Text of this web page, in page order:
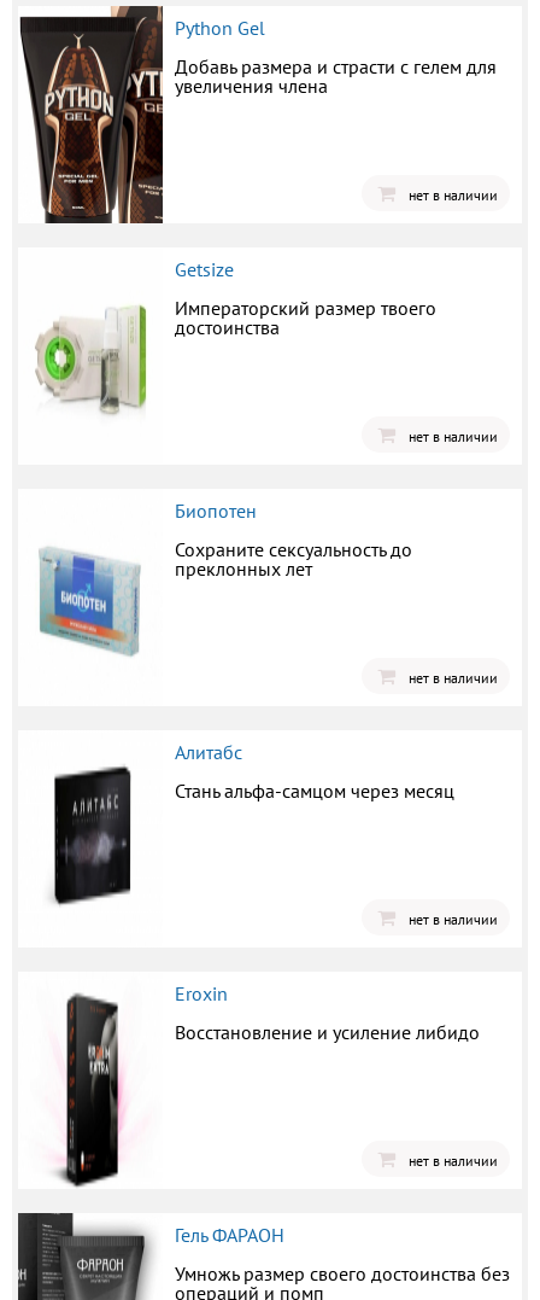
Python Gel
Добавь размера и страсти с гелем для
увеличения члена
нет в наличии
Getsize
Императорский размер твоего
достоинства
нет в наличии
Биопотен
Сохраните сексуальность до
преклонных лет
нет в наличии
Алитабс
Стань альфа-самцом через месяц
нет в наличии
Eroxin
Восстановление и усиление либидо
нет в наличии
Гель ФАРАОН
Умножь размер своего достоинства без
операций и помп